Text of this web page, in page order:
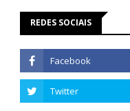
REDES SOCIAIS